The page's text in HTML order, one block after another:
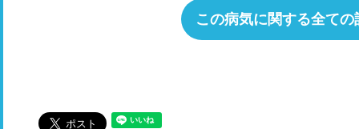
この病気に関する全て